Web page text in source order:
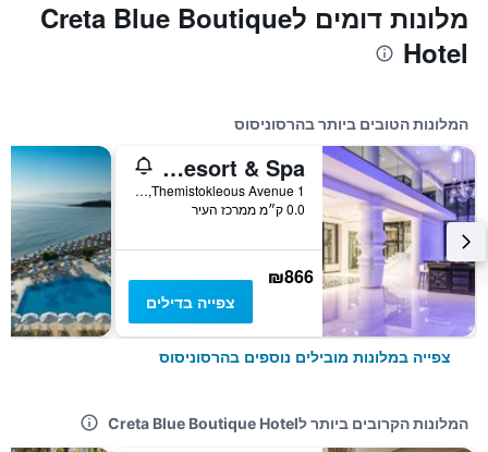
מלונות דומים לCreta Blue Boutique
Hotel
המלונות הטובים ביותר בהרסוניסוס
Abaton Island Resort & Spa
Themistokleous Avenue 1, הרסוניסוס, יוון
0.0 ק״מ ממרכז העיר
₪866
צפייה בדילים
צפייה במלונות מובילים נוספים בהרסוניסוס
המלונות הקרובים ביותר לCreta Blue Boutique Hotel